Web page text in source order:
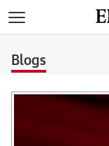
Blogs